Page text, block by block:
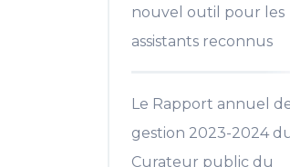
nouvel outil pour les
assistants reconnus
Le Rapport annuel
gestion 2023-2024
Curateur public du